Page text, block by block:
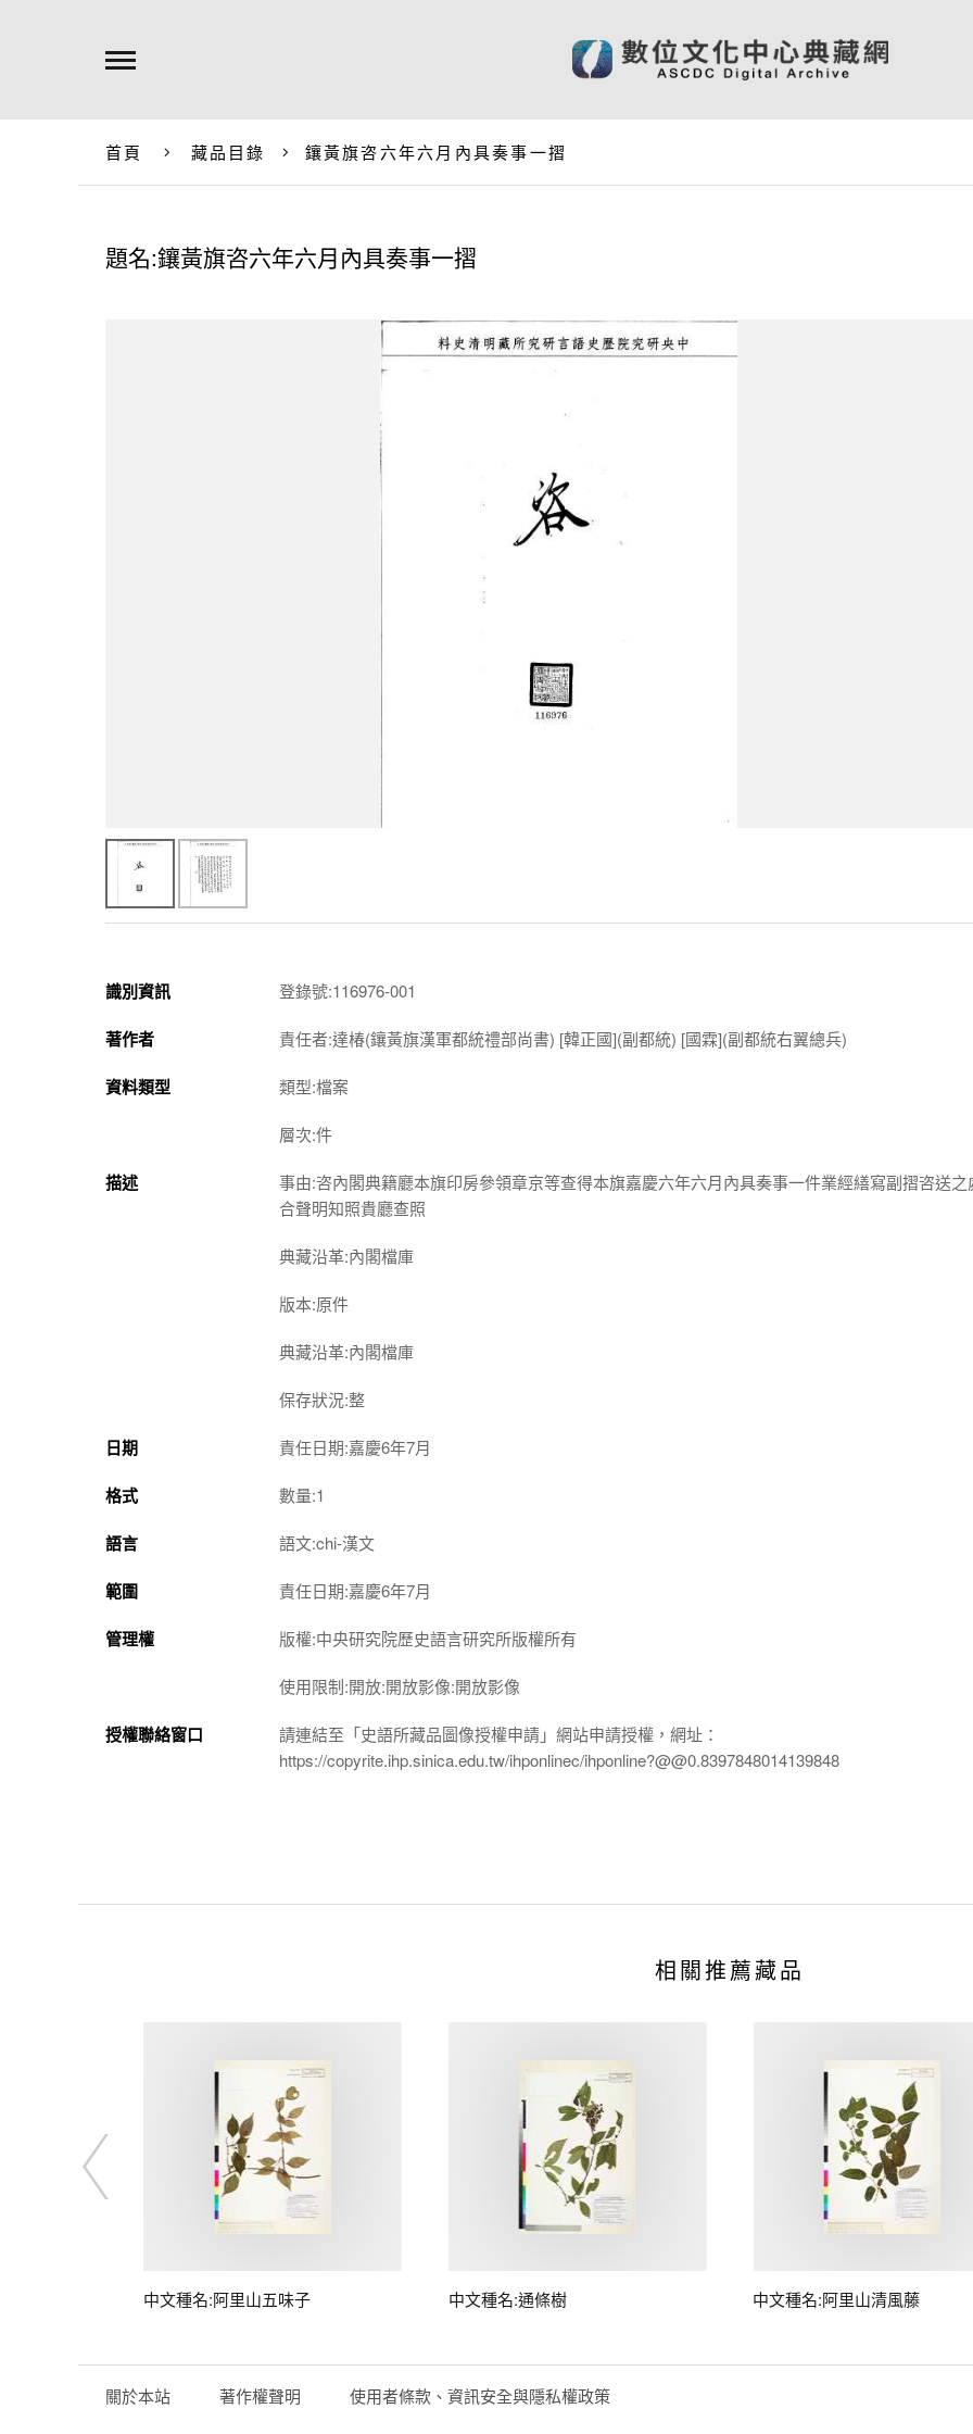
首頁 藏品目錄 鑲黃旗咨六年六月內具奏事一摺
題名:鑲黃旗咨六年六月內具奏事一摺
識別資訊 登錄號:116976-001
著作者 責任者:達椿(鑲黃旗漢軍都統禮部尚書) [韓正國](副都統) [國霖](副都統右翼總兵)
資料類型 類型:檔案
層次:件
描述
事由:咨內閣典籍廳本旗印房參領章京等查得本旗嘉慶六年六月內具奏事一件業經繕寫副摺咨送之
合聲明知照貴廳查照
典藏沿革:內閣檔庫
版本:原件
典藏沿革:內閣檔庫
保存狀況:整
日期 責任日期:嘉慶6年7月
格式 數量:1
語言 語文:chi-漢文
範圍 責任日期:嘉慶6年7月
管理權 版權:中央研究院歷史語言研究所版權所有
使用限制:開放:開放影像:開放影像
授權聯絡窗口
請連結至「史語所藏品圖像授權申請」網站申請授權，網址：
https://copyrite.ihp.sinica.edu.tw/ihponlinec/ihponline?@@0.8397848014139848
相關推薦藏品
中文種名:阿里山五味子 中文種名:通條樹 中文種名:阿里山清風藤
關於本站 著作權聲明 使用者條款、資訊安全與隱私權政策